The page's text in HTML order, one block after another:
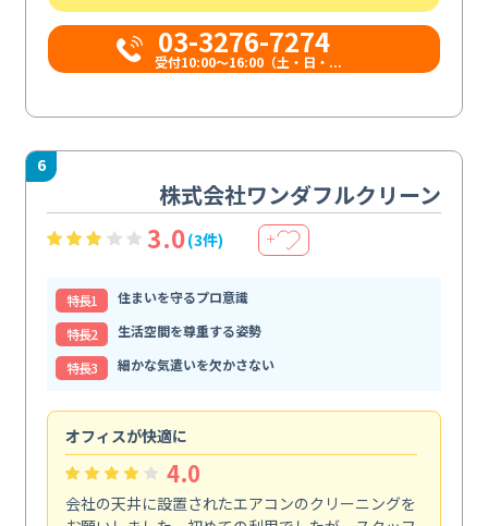
03-3276-7274
受付10:00〜16:00（土・日・...
6
株式会社ワンダフルクリーン
3.0(3件) ＋
特⻑1
住まいを守るプロ意識
特⻑2
生活空間を尊重する姿勢
特⻑3
細かな気遣いを欠かさない
オフィスが快適に
4.0
会社の天井に設置されたエアコンのクリーニングを